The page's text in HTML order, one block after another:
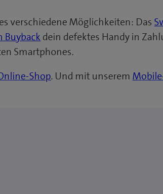
verschiedene Möglichkeiten: Das
Buyback dein defektes Handy in
Smartphones.
Shop. Und mit unserem